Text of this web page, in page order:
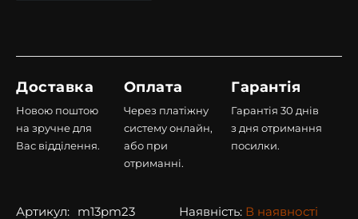
Доставка
Новою поштою
на зручне для
Вас відділення.
Оплата
Через платіжну
систему онлайн,
або при
отриманні.
Гарантія
Гарантія 30 днів
з дня отримання
посилки.
Артикул: m13pm23 Наявність: В наявності